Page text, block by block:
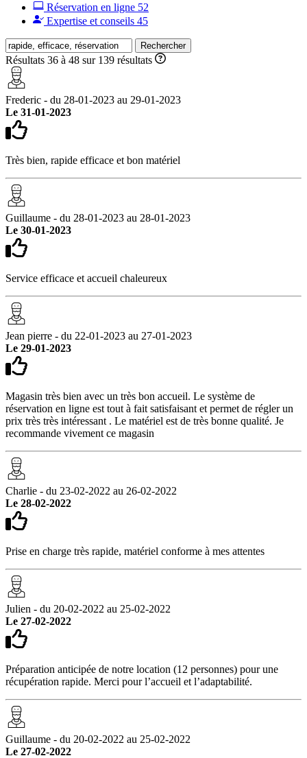
Réservation en ligne 52
Expertise et conseils 45
Rechercher
Résultats 36 à 48 sur 139 résultats
Frederic - du 28-01-2023 au 29-01-2023
Le 31-01-2023
Très bien, rapide efficace et bon matériel
Guillaume - du 28-01-2023 au 28-01-2023
Le 30-01-2023
Service efficace et accueil chaleureux
Jean pierre - du 22-01-2023 au 27-01-2023
Le 29-01-2023
Magasin très bien avec un très bon accueil. Le système de
réservation en ligne est tout à fait satisfaisant et permet de régler un
prix très très intéressant . Le matériel est de très bonne qualité. Je
recommande vivement ce magasin
Charlie - du 23-02-2022 au 26-02-2022
Le 28-02-2022
Prise en charge très rapide, matériel conforme à mes attentes
Julien - du 20-02-2022 au 25-02-2022
Le 27-02-2022
Préparation anticipée de notre location (12 personnes) pour une
récupération rapide. Merci pour l’accueil et l’adaptabilité.
Guillaume - du 20-02-2022 au 25-02-2022
Le 27-02-2022